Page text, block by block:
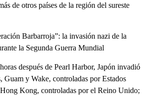
de otros países de la región del sureste
Barbarroja”: la invasión nazi de la
la Segunda Guerra Mundial
después de Pearl Harbor, Japón invadió
Guam y Wake, controladas por Estados
Kong, controladas por el Reino Unido;